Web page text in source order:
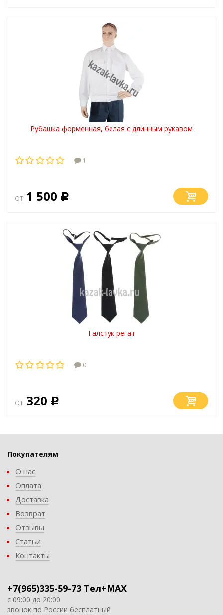
Рубашка форменная, белая с длинным рукавом
1
от 1 500 Р
Галстук регат
0
от 320 Р
Покупателям
О нас
Оплата
Доставка
Возврат
Отзывы
Статьи
Контакты
+7(965)335-59-73 Тел+MAX
с 09:00 до 20:00
звонок по России бесплатный